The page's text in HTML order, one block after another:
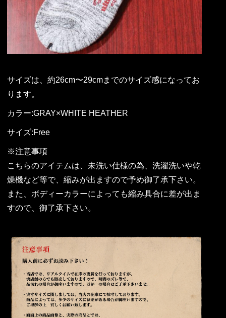
サイズは、約26cm〜29cmまでのサイズ感になってお
ります。
カラー:GRAY×WHITE HEATHER
サイズ:Free
※注意事項
こちらのアイテムは、未洗い仕様の為、洗濯洗いや乾
燥機など等で、縮みが出ますので予め御了承下さい。
また、ボディーカラーによっても縮み具合に差が出ま
すので、御了承下さい。